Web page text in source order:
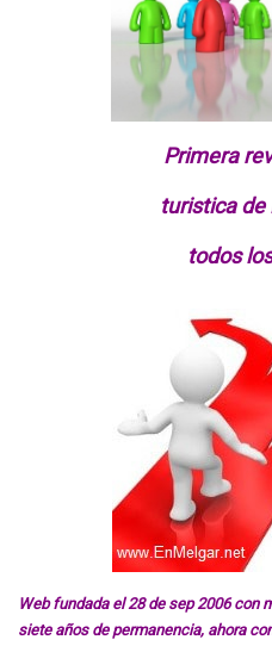
Primera
turistica de
todos
Web fundada el 28 de sep 2006 con
siete años de permanencia, ahora